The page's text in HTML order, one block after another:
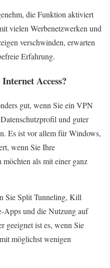
die Funktion aktiviert
vielen Werbenetzwerken und
verschwinden, erwarten
Erfahrung.
Access?
gut, wenn Sie ein VPN
und guter
Es ist vor allem für Windows,
wenn Sie Ihre
als mit einer ganz
Sie Split Tunneling, Kill
und die Nutzung auf
geeignet ist es, wenn Sie
möglichst wenigen